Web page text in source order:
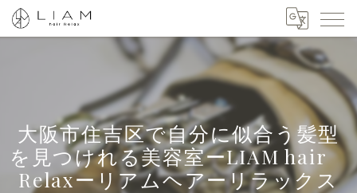
大阪市住吉区で自分に似合う髪型
を見つけれる美容室ーLIAM hair
Relaxーリアムヘアーリラックス